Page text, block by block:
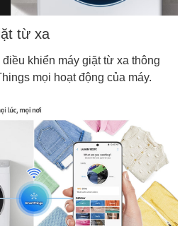
từ xa
khiển máy giặt từ xa thông
mọi hoạt động của máy.